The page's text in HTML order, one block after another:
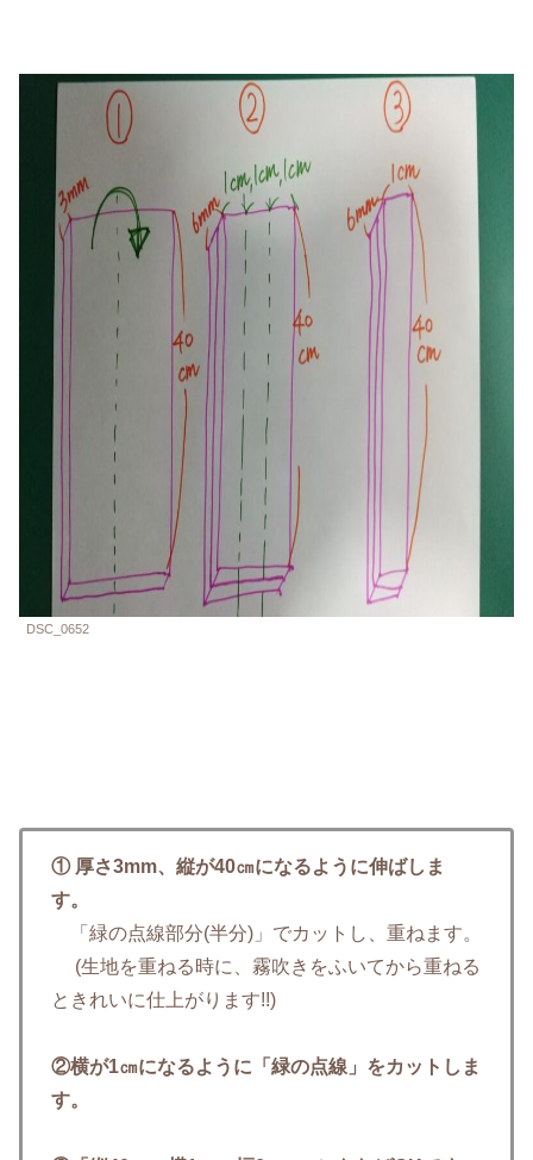
DSC_0652
① 厚さ3mm、縦が40㎝になるように伸ばしま
す。
「緑の点線部分(半分)」でカットし、重ねます。
(生地を重ねる時に、霧吹きをふいてから重ねる
ときれいに仕上がります!!)
②横が1㎝になるように「緑の点線」をカットしま
す。